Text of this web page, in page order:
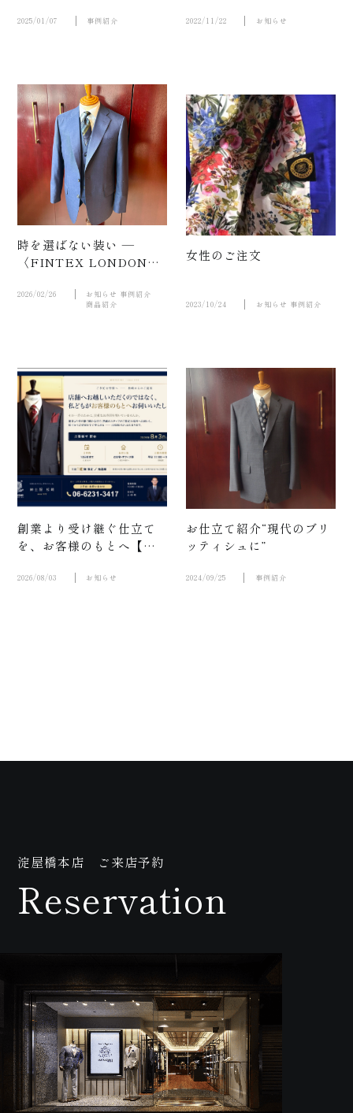
お知ら
せ
内
紹介動
2025/01/07 事例紹介
オット ローズ ロンドン。
2022/11/22 お知らせ
時を選ばない装い ―
〈FINTEX LONDON〉
2026/02/26 お知らせ 事例紹介
商品紹介
女性のご注文
2023/10/24 お知らせ 事例紹介
創業より受け継ぐ仕立て
を、お客様のもとへ【出
2026/08/03 お知らせ
お仕立て紹介“現代のブリ
ッティシュに”
2024/09/25 事例紹介
淀屋橋本店 ご来店予約
Reservation